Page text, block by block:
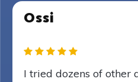
Ossi
I tried dozens of other